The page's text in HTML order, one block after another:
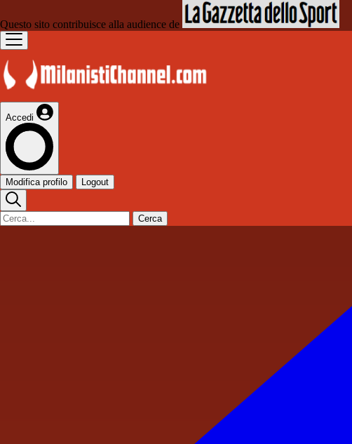
Questo sito contribuisce alla audience de
Accedi
Modifica profilo Logout
Cerca